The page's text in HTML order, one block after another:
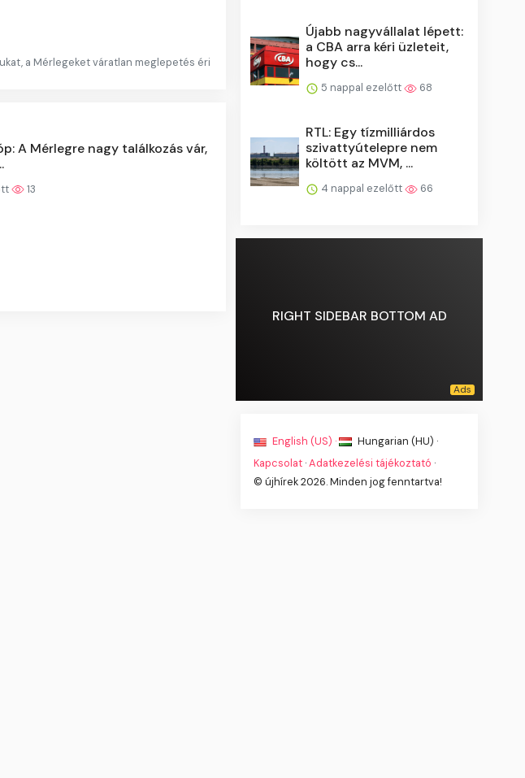
a Mérlegeket váratlan meglepetés éri
A Mérlegre nagy találkozás vár,
13
Újabb nagyvállalat lépett:
a CBA arra kéri üzleteit,
hogy cs...
5 nappal ezelőtt 68
RTL: Egy tízmilliárdos
szivattyútelepre nem
költött az MVM, ...
4 nappal ezelőtt 66
RIGHT SIDEBAR BOTTOM AD
English (US) ·
Hungarian (HU) ·
Kapcsolat ·Adatkezelési tájékoztató ·
© újhírek 2026. Minden jog fenntartva!